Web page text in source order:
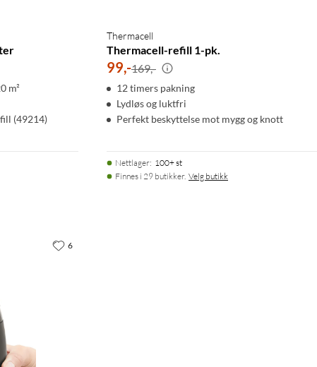
m²
(49214)
Thermacell
Thermacell-refill 1-pk.
99,-169,-
12 timers pakning
Lydløs og luktfri
Perfekt beskyttelse mot mygg og knott
Nettlager: 100+ st
Finnes i 29 butikker. Velg butikk
6